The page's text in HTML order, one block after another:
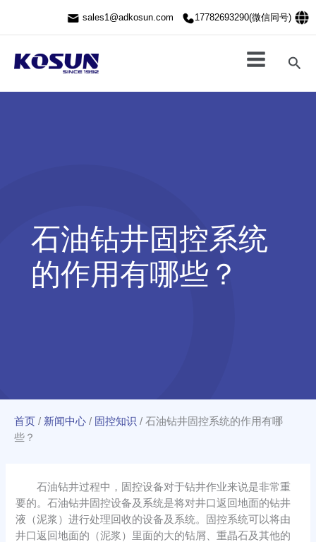
sales1@adkosun.com 17782693290(微信同号)
搜
索
石油钻井固控系统
的作用有哪些？
首页 / 新闻中心 / 固控知识 / 石油钻井固控系统的作用有哪
些？
石油钻井过程中，固控设备对于钻井作业来说是非常重
要的。石油钻井固控设备及系统是将对井口返回地面的钻井
液（泥浆）进行处理回收的设备及系统。固控系统可以将由
井口返回地面的（泥浆）里面的大的钻屑、重晶石及其他的